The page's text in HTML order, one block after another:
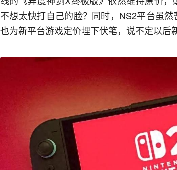
不想太快打自己的脸？同时，NS2平台虽
也为新平台游戏定价埋下伏笔，说不定以后